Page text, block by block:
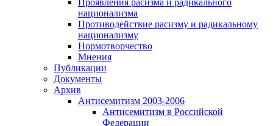
Проявления расизма и радикального
национализма
Противодействие расизму и радикальному
национализму
Нормотворчество
Мнения
Публикации
Документы
Архив
Антисемитизм 2003-2006
Антисемитизм в Российской
Федерации